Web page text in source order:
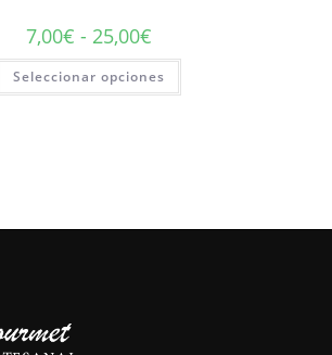
7,00€ - 25,00€
Seleccionar opciones